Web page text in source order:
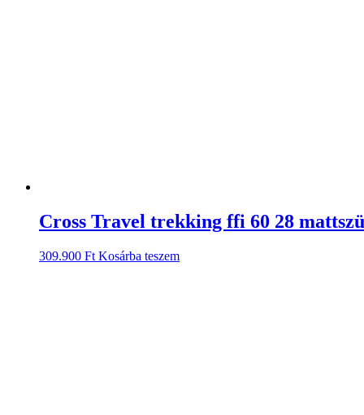
Cross Travel trekking ffi 60 28
309.900 Ft Kosárba teszem